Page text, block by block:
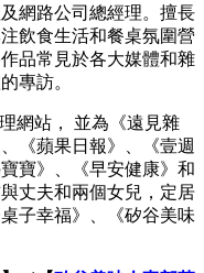
網路公司總經理。擅長
飲食生活和餐桌氛圍營
品常見於各大媒體和雜
專訪。
網站， 並為《遠見雜
《蘋果日報》、《壹週
寶》、《早安健康》和
丈夫和兩個女兒，定居
子幸福》、《矽谷美味